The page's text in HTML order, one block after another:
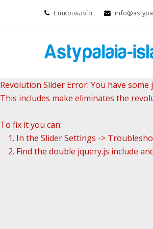
Επικοινωνία
Revolution Slider Error: You have
This includes make eliminates the
To fix it you can:
1. In the Slider Settings ->
2. Find the double jquery.js include